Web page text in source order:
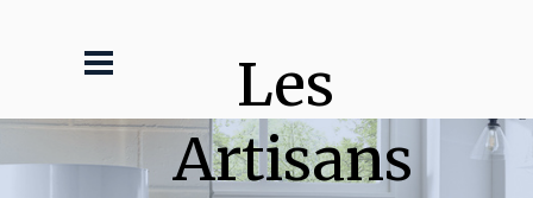
Les
Artisans